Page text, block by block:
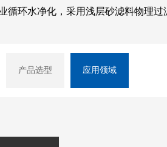
循环水净化，采用浅层砂滤料物理
产品选型 应用领域